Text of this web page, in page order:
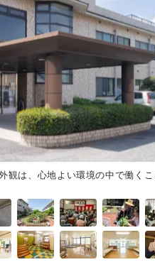
観は、心地よい環境の中で働くこ